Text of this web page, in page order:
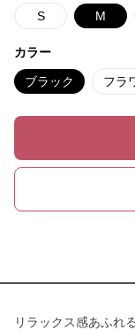
S M
カラー
ブラック フラ
リラックス感あふれ